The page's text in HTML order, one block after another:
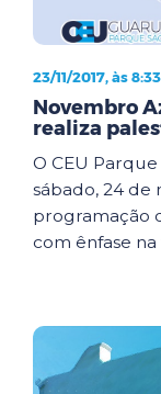
23/11/2017, às 8:33
Novembro
realiza
O CEU
sábado, 24 de
programação
com ênfase na